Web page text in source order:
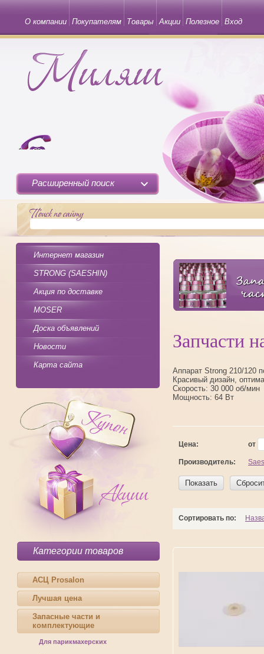
О компании Покупателям Товары Акции Полезное Вход
Расширенный поиск
Интернет магазин
STRONG (SAESHIN)
Акция по доставке
MOSER
Доска объявлений
Новости
Карта сайта
Категории товаров
АСЦ Prosalon
Лучшая цена
Запасные части и
комплектующие
Для парикмахерских
Запчасти
Аппарат Strong 210/120
Красивый дизайн,
Скорость: 30 000 об/мин
Мощность: 64 Вт
Цена: от
Производитель:
Показать
Сортировать по: